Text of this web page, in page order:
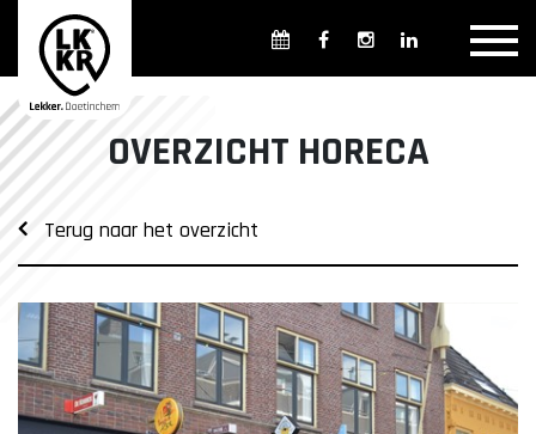
Overzicht winkels
Openingsdagen en -tijden
Weekmarkten
Overzicht Cultuur & Musea
Parkeren in Doetinchem
Openbaar vervoer
OVERZICHT HORECA
Terug naar het overzicht